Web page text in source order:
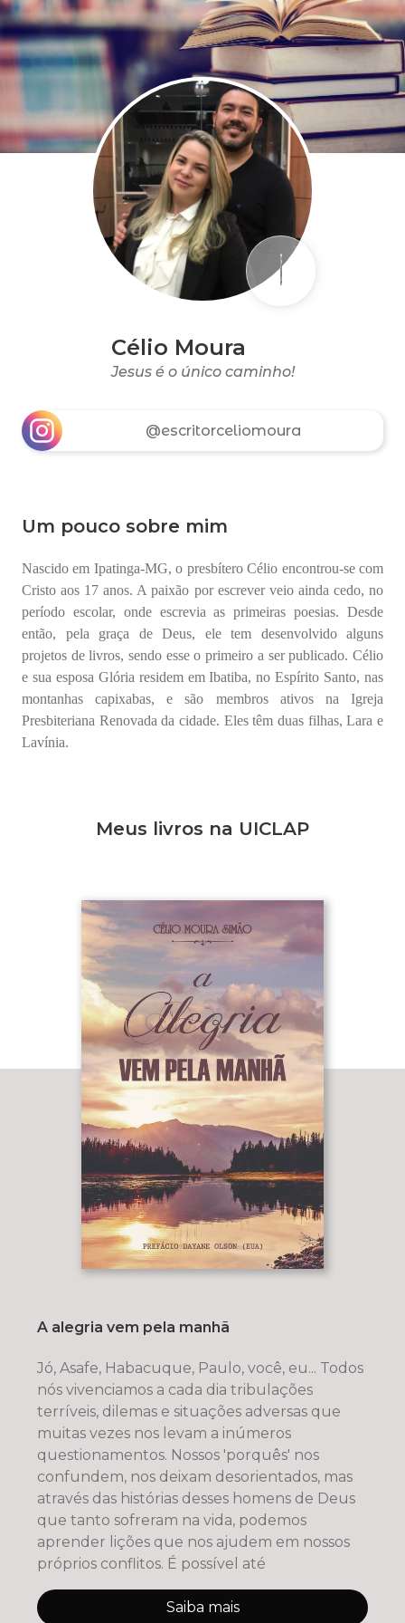
Célio Moura
Jesus é o único caminho!
@escritorceliomoura
Um pouco sobre mim
Nascido em Ipatinga-MG, o presbítero Célio encontrou-se com
Cristo aos 17 anos. A paixão por escrever veio ainda cedo, no
período escolar, onde escrevia as primeiras poesias. Desde
então, pela graça de Deus, ele tem desenvolvido alguns
projetos de livros, sendo esse o primeiro a ser publicado. Célio
e sua esposa Glória residem em Ibatiba, no Espírito Santo, nas
montanhas capixabas, e são membros ativos na Igreja
Presbiteriana Renovada da cidade. Eles têm duas filhas, Lara e
Lavínia.
Meus livros na UICLAP
A alegria vem pela manhã
Jó, Asafe, Habacuque, Paulo, você, eu... Todos
nós vivenciamos a cada dia tribulações
terríveis, dilemas e situações adversas que
muitas vezes nos levam a inúmeros
questionamentos. Nossos 'porquês' nos
confundem, nos deixam desorientados, mas
através das histórias desses homens de Deus
que tanto sofreram na vida, podemos
aprender lições que nos ajudem em nossos
próprios conflitos. É possível até
Saiba mais